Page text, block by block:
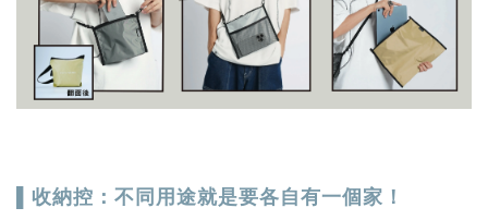
▌收納控：不同用途就是要各自有一個家！